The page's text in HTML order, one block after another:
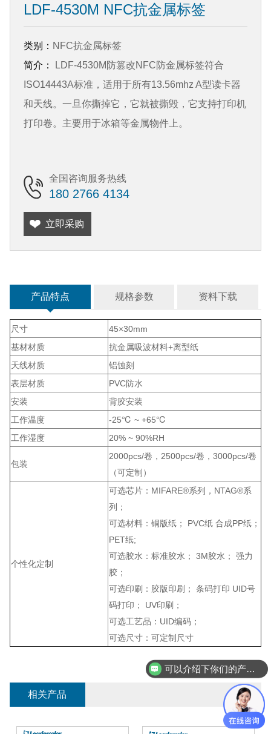
LDF-4530M NFC抗金属标签
类别： NFC抗金属标签
简介：
LDF-4530M防篡改NFC防金属标签符合
ISO14443A标准，适用于所有13.56mhz A型读卡器
和天线。一旦你撕掉它，它就被撕毁，它支持打印机
打印卷。主要用于冰箱等金属物件上。
全国咨询服务热线
180 2766 4134
立即采购
产品特点 规格参数 资料下载
尺寸
45×30mm
基材材质
抗金属吸波材料+离型纸
天线材质
铝蚀刻
表层材质
PVC防水
安装
背胶安装
工作温度
-25℃ ~ +65℃
工作湿度
20% ~ 90%RH
包装
2000pcs/卷，2500pcs/卷，3000pcs/卷
（可定制）
个性化定制
可选芯片：MIFARE®系列，NTAG®系
列；
可选材料：铜版纸； PVC纸 合成PP纸；
PET纸;
可选胶水：标准胶水； 3M胶水； 强力
胶；
可选印刷：胶版印刷； 条码打印 UID号
码打印； UV印刷；
可选工艺品：UID编码；
可选尺寸：可定制尺寸
相关产品
可以介绍下你们的产品么？